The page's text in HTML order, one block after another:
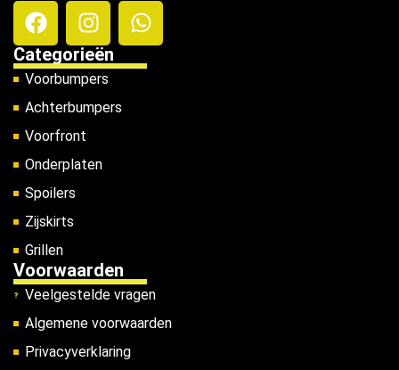
Categorieën
Voorbumpers
Achterbumpers
Voorfront
Onderplaten
Spoilers
Zijskirts
Grillen
Voorwaarden
Veelgestelde vragen
Algemene voorwaarden
Privacyverklaring